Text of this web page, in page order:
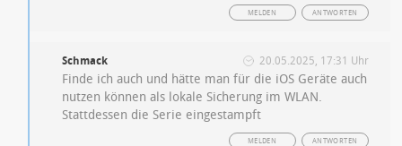
ANTWORTEN
MELDEN
Schmack 20.05.2025, 17:31 Uhr
Finde ich auch und hätte man für die iOS Geräte auch
nutzen können als lokale Sicherung im WLAN.
Stattdessen die Serie eingestampft
ANTWORTEN
MELDEN